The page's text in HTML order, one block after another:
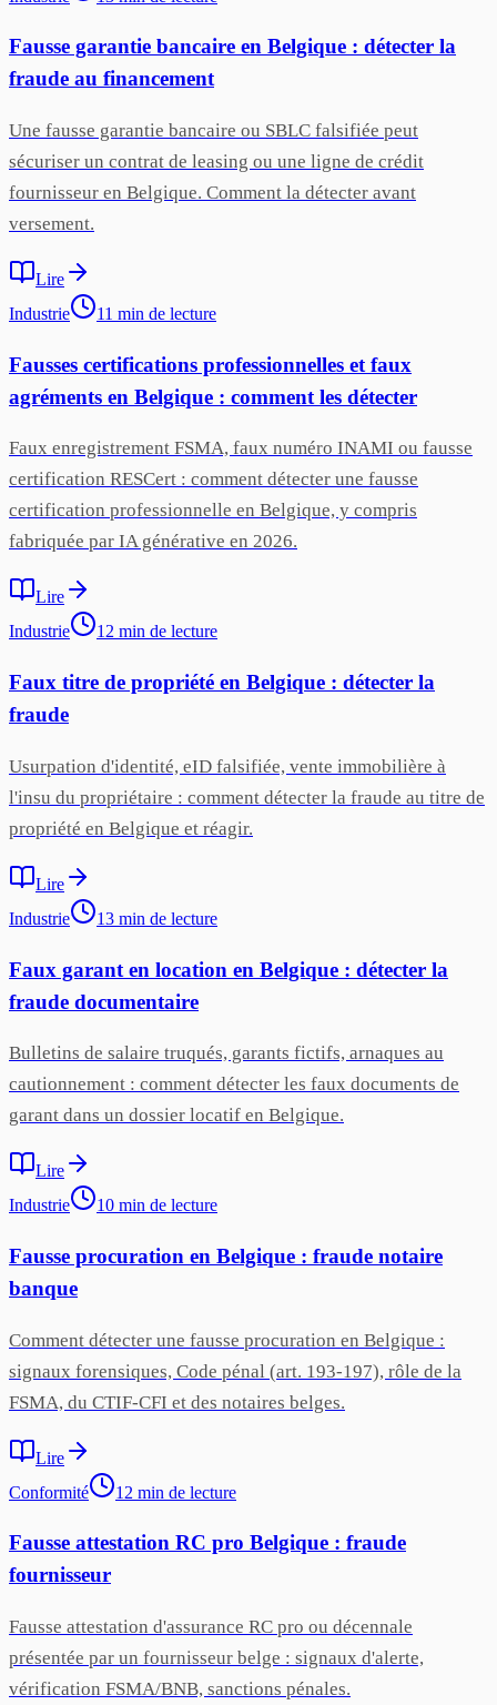
Fausse garantie bancaire en Belgique : détecter la
fraude au financement
Une fausse garantie bancaire ou SBLC falsifiée peut
sécuriser un contrat de leasing ou une ligne de crédit
fournisseur en Belgique. Comment la détecter avant
versement.
Lire
Industrie
11 min de lecture
Fausses certifications professionnelles et faux
agréments en Belgique : comment les détecter
Faux enregistrement FSMA, faux numéro INAMI ou fausse
certification RESCert : comment détecter une fausse
certification professionnelle en Belgique, y compris
fabriquée par IA générative en 2026.
Lire
Industrie
12 min de lecture
Faux titre de propriété en Belgique : détecter la
fraude
Usurpation d'identité, eID falsifiée, vente immobilière à
l'insu du propriétaire : comment détecter la fraude au titre de
propriété en Belgique et réagir.
Lire
Industrie
13 min de lecture
Faux garant en location en Belgique : détecter la
fraude documentaire
Bulletins de salaire truqués, garants fictifs, arnaques au
cautionnement : comment détecter les faux documents de
garant dans un dossier locatif en Belgique.
Lire
Industrie
10 min de lecture
Fausse procuration en Belgique : fraude notaire
banque
Comment détecter une fausse procuration en Belgique :
signaux forensiques, Code pénal (art. 193-197), rôle de la
FSMA, du CTIF-CFI et des notaires belges.
Lire
Conformité
12 min de lecture
Fausse attestation RC pro Belgique : fraude
fournisseur
Fausse attestation d'assurance RC pro ou décennale
présentée par un fournisseur belge : signaux d'alerte,
vérification FSMA/BNB, sanctions pénales.